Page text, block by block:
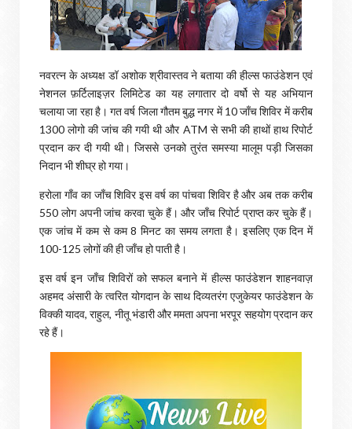
नवरत्न के अध्यक्ष डॉ अशोक श्रीवास्तव ने बताया की हील्स फाउंडेशन एवं
नेशनल फ़र्टिलाइज़र लिमिटेड का यह लगातार दो वर्षो से यह अभियान
चलाया जा रहा है। गत वर्ष जिला गौतम बुद्ध नगर में 10 जाँच शिविर में करीब
1300 लोगो की जांच की गयी थी और ATM से सभी की हाथों हाथ रिपोर्ट
प्रदान कर दी गयी थी। जिससे उनको तुरंत समस्या मालूम पड़ी जिसका
निदान भी शीघ्र हो गया।
हरोला गाँव का जाँच शिविर इस वर्ष का पांचवा शिविर है और अब तक करीब
550 लोग अपनी जांच करवा चुके हैं। और जाँच रिपोर्ट प्राप्त कर चुके हैं।
एक जांच में कम से कम 8 मिनट का समय लगता है। इसलिए एक दिन में
100-125 लोगों की ही जाँच हो पाती है।
इस वर्ष इन जाँच शिविरों को सफल बनाने में हील्स फाउंडेशन शाहनवाज़
अहमद अंसारी के त्वरित योगदान के साथ दिव्यतरंग एजुकेयर फाउंडेशन के
विक्की यादव, राहुल, नीतू भंडारी और ममता अपना भरपूर सहयोग प्रदान कर
रहे हैं।